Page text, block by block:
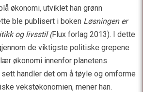
økonomi, utviklet han grønn
ble publisert i boken Løsningen er
og livsstil (Flux forlag 2013). I dette
de viktigste politiske grepene
økonomi innenfor planetens
handler det om å tøyle og omforme
vekstøkonomien, mener han.